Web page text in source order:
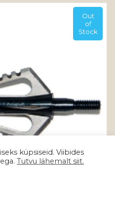
Out
of
Stock
küpsiseid. Viibides
Tutvu lähemalt siit.